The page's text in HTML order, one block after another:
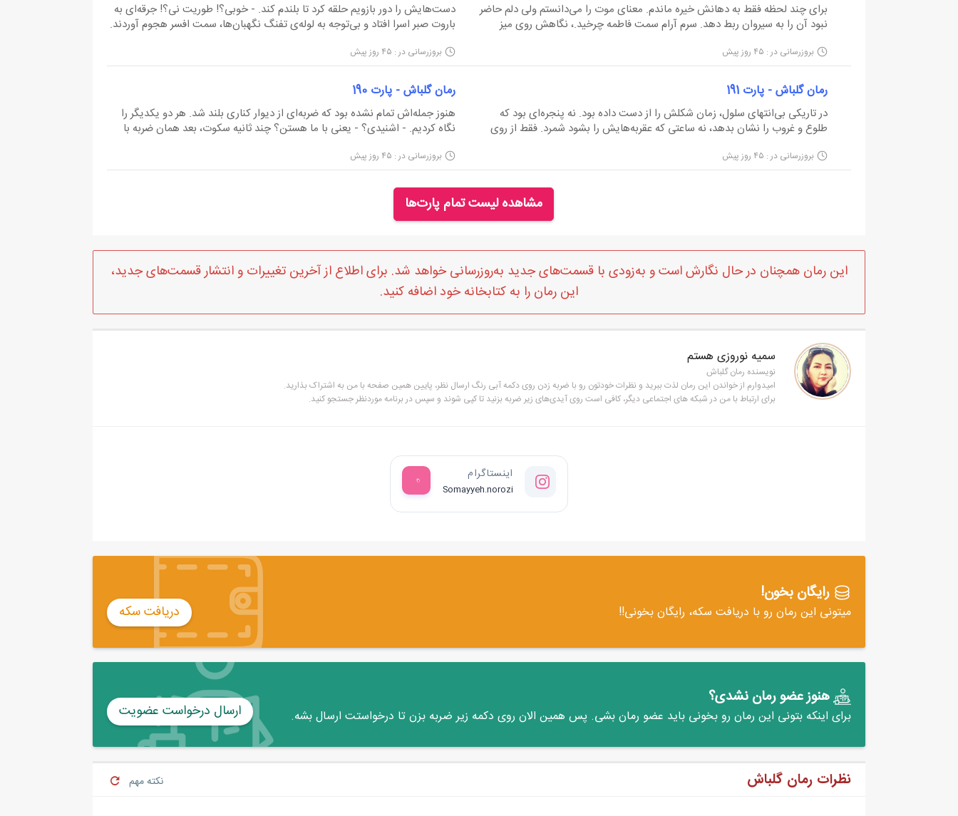
برای چند لحظه فقط به دهانش خیره ماندم. معنای موت را می‌دانستم ولی دلم حاضر
نبود آن را به سیروان ربط دهد. سرم آرام سمت فاطمه چرخید.، نگاهش روی میز
آن بیرون نیامد، فقط پلک‌هایش لرزید و بی‌آنکه نگاهم کند، سرش را پایین اند...
بروزرسانی در : ۴۵ روز پیش
دست‌هایش را دور بازویم حلقه کرد تا بلندم کند. - خوبی؟! طوریت نی؟! جرقه‌ای به
باروت صبر اسرا افتاد و بی‌توجه به لوله‌ی تفنگ نگهبان‌ها، سمت افسر هجوم آوردند.
گرفتند. فضا آن‌قدر ملتهب شد که بدنم شروع به لرزیدن کرد و بوی باروت را ...
بروزرسانی در : ۴۵ روز پیش
رمان گلباش - پارت 191
در تاریکی بی‌انتهای سلول، زمان شکلش را از دست داده بود. نه پنجره‌ای بود که
طلوع و غروب را نشان بدهد، نه ساعتی که عقربه‌هایش را بشود شمرد. فقط از روی
معده‌هایمان بعد از چند کاسه آب گرم بی‌مزه و تکه‌های نان خشک، دیگر اعتراضی
ن...
بروزرسانی در : ۴۵ روز پیش
رمان گلباش - پارت 190
هنوز جمله‌اش تمام نشده بود که ضربه‌ای از دیوار کناری بلند شد. هر دو یکدیگر را
نگاه کردیم. - اشنیدی؟ - یعنی با ما هستن؟ چند ثانیه سکوت، بعد همان ضربه با
دیوار نزدیک کرد و گوشش را به آن چسباند. با هر ضربه اهسته زیر لب تکرار...
بروزرسانی در : ۴۵ روز پیش
مشاهده لیست تمام پارت‌ها
این رمان همچنان در حال نگارش است و به‌زودی با قسمت‌های جدید به‌روزرسانی خواهد شد. برای اطلاع از آخرین تغییرات و انتشار قسمت‌های جدید،
این رمان را به کتابخانه خود اضافه کنید.
سمیه نوروزی هستم
نویسنده رمان گلباش
امیدوارم از خواندن این رمان لذت ببرید و نظرات خودتون رو با ضربه زدن روی دکمه آبی رنگ ارسال نظر، پایین همین صفحه با من به اشتراک بذارید.
برای ارتباط با من در شبکه های اجتماعی دیگر، کافی است روی آیدی‌های زیر ضربه بزنید تا کپی شوند و سپس در برنامه موردنظر جستجو کنید.
اینستاگرام
Somayyeh.norozi
رایگان بخون!
میتونی این رمان رو با دریافت سکه، رایگان بخونی!! دریافت سکه
هنوز عضو رمان نشدی؟
برای اینکه بتونی این رمان رو بخونی باید عضو رمان بشی. پس همین الان روی دکمه زیر ضربه بزن تا درخواستت ارسال بشه. ارسال درخواست عضویت
نظرات رمان گلباش نکته مهم